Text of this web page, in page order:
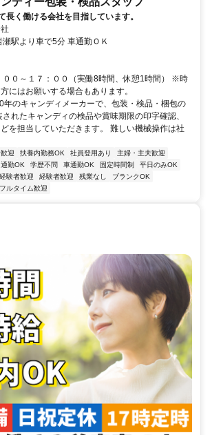
長く働ける会社を目指しています。
駅より車で5分 車通勤ＯＫ
００～１７：００（実働8時間、休憩1時間） ※時
にはお願いする場合もあります。
年のキャンディメーカーで、包装・検品・梱包の
れたキャンディの検品や賞味期限の印字確認、
を担当していただきます。 難しい機械操作は社
迎 扶養内勤務OK 社員登用あり
主婦・主夫歓迎
勤OK 学歴不問 車通勤OK 固定時間制
平日のみOK
験者歓迎 経験者歓迎 残業なし
ブランクOK
フルタイム歓迎